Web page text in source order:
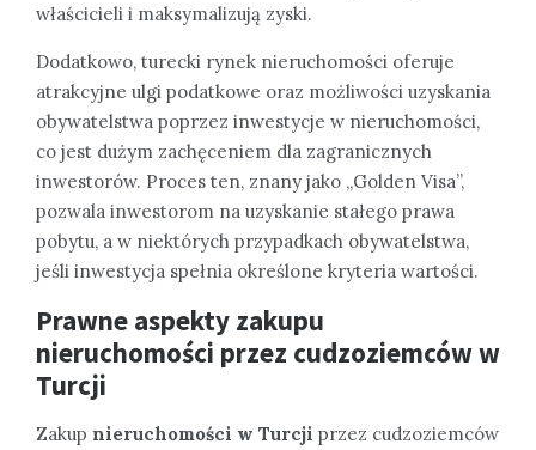
właścicieli i maksymalizują zyski.
Dodatkowo, turecki rynek nieruchomości oferuje
atrakcyjne ulgi podatkowe oraz możliwości uzyskania
obywatelstwa poprzez inwestycje w nieruchomości,
co jest dużym zachęceniem dla zagranicznych
inwestorów. Proces ten, znany jako „Golden Visa”,
pozwala inwestorom na uzyskanie stałego prawa
pobytu, a w niektórych przypadkach obywatelstwa,
jeśli inwestycja spełnia określone kryteria wartości.
Prawne aspekty zakupu
nieruchomości przez cudzoziemców w
Turcji
Zakup nieruchomości w Turcji przez cudzoziemców